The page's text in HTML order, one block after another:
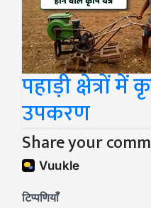
पहाड़ी क्षेत्रों
उपकरण
Share your